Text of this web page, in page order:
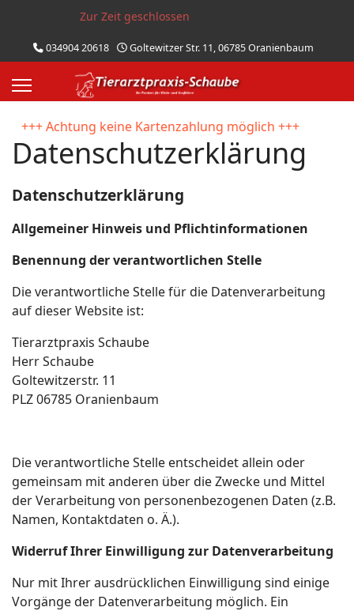
Zur Zeit geschlossen
034904 20618 Goltewitzer Str. 11, 06785 Oranienbaum
Achtung keine Kartenzahlung möglich +++
Datenschutzerklärung
Datenschutzerklärung
Allgemeiner Hinweis und Pflichtinformationen
Benennung der verantwortlichen Stelle
Die verantwortliche Stelle für die Datenverarbeitung
auf dieser Website ist:
Tierarztpraxis Schaube
Herr Schaube
Goltewitzerstr. 11
PLZ06785 Oranienbaum
Die verantwortliche Stelle entscheidet allein oder
gemeinsam mit anderen über die Zwecke und Mittel
der Verarbeitung von personenbezogenen Daten (z.B.
Namen, Kontaktdaten o. Ä.).
Widerruf Ihrer Einwilligung zur Datenverarbeitung
Nur mit Ihrer ausdrücklichen Einwilligung sind einige
Vorgänge der Datenverarbeitung möglich. Ein